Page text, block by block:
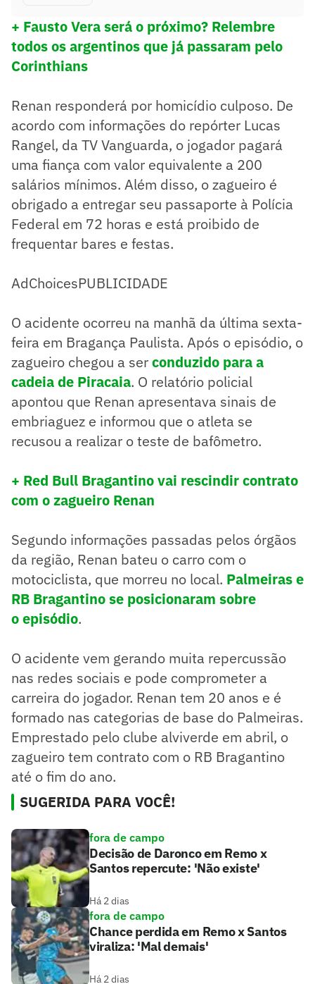
+ Fausto Vera será o próximo? Relembre
todos os argentinos que já passaram pelo
Corinthians
Renan responderá por homicídio culposo. De
acordo com informações do repórter Lucas
Rangel, da TV Vanguarda, o jogador pagará
uma fiança com valor equivalente a 200
salários mínimos. Além disso, o zagueiro é
obrigado a entregar seu passaporte à Polícia
Federal em 72 horas e está proibido de
frequentar bares e festas.
AdChoicesPUBLICIDADE
O acidente ocorreu na manhã da última sexta-
feira em Bragança Paulista. Após o episódio, o
zagueiro chegou a serconduzido para a
cadeia de Piracaia. O relatório policial
apontou que Renan apresentava sinais de
embriaguez e informou que o atleta se
recusou a realizar o teste de bafômetro.
+ Red Bull Bragantino vai rescindir contrato
com o zagueiro Renan
Segundo informações passadas pelos órgãos
da região, Renan bateu o carro com o
motociclista, que morreu no local. Palmeiras e
RB Bragantino se posicionaram sobre
oepisódio.
O acidente vem gerando muita repercussão
nas redes sociais e pode comprometer a
carreira do jogador. Renan tem 20 anos e é
formado nas categorias de base do Palmeiras.
Emprestado pelo clube alviverde em abril, o
zagueiro tem contrato com o RB Bragantino
até o fim do ano.
SUGERIDA PARA VOCÊ!
fora de campo
Decisão de Daronco em Remo x
Santos repercute: 'Não existe'
Há 2 dias
fora de campo
Chance perdida em Remo x Santos
viraliza: 'Mal demais'
Há 2 dias